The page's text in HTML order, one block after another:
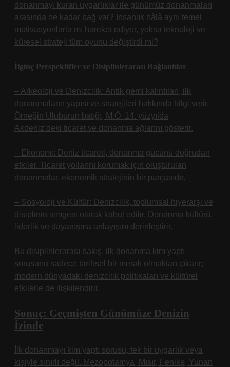
donanmayı kuran uygarlıklar ile günümüz donanmaları
arasında ne kadar bağ var? İnsanlık hâlâ aynı temel
motivasyonlarla mı hareket ediyor, yoksa teknoloji ve
küresel strateji tüm oyunu değiştirdi mi?
İlginç Perspektifler ve Disiplinlerarası Bağlantılar
– Arkeoloji ve Denizcilik: Antik gemi kalıntıları, ilk
donanmaların yapısı ve stratejileri hakkında bilgi verir.
Örneğin Uluburun batığı, M.Ö. 14. yüzyılda
Akdeniz’deki ticaret ve donanma ağlarını gösterir.
– Ekonomi: Deniz ticareti, donanma gücünü doğrudan
etkiler. Ticaret yollarını korumak için oluşturulan
donanmalar, ekonomik stratejinin bir parçasıdır.
– Sosyoloji ve Kültür: Denizcilik, toplumsal hiyerarşi ve
disiplinin simgesi olarak kabul edilir. Donanma kültürü,
liderlik ve dayanışma anlayışını derinleştirir.
Bu disiplinlerarası bakış, ilk donanma kim yaptı
sorusunu sadece tarihsel bir merak olmaktan çıkarır;
modern dünyadaki denizcilik politikaları ve kültürel
etkilerle de ilişkilendirir.
Sonuç: Geçmişten Günümüze Denizin
İzinde
İlk donanmayı kim yaptı sorusu, tek bir uygarlık veya
kişiyle sınırlı değil. Mezopotamya, Mısır, Fenike, Yunan